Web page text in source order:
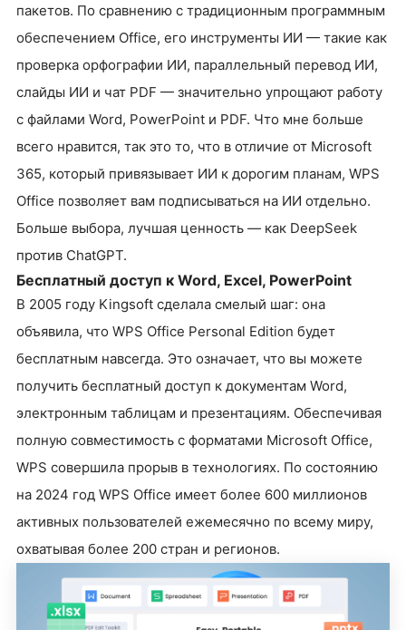
пакетов. По сравнению с традиционным программным
обеспечением Office, его инструменты ИИ — такие как
проверка орфографии ИИ, параллельный перевод ИИ,
слайды ИИ и чат PDF — значительно упрощают работу
с файлами Word, PowerPoint и PDF. Что мне больше
всего нравится, так это то, что в отличие от Microsoft
365, который привязывает ИИ к дорогим планам, WPS
Office позволяет вам подписываться на ИИ отдельно.
Больше выбора, лучшая ценность — как DeepSeek
против ChatGPT.
Бесплатный доступ к Word, Excel, PowerPoint
В 2005 году Kingsoft сделала смелый шаг: она
объявила, что WPS Office Personal Edition будет
бесплатным навсегда. Это означает, что вы можете
получить бесплатный доступ к документам Word,
электронным таблицам и презентациям. Обеспечивая
полную совместимость с форматами Microsoft Office,
WPS совершила прорыв в технологиях. По состоянию
на 2024 год WPS Office имеет более 600 миллионов
активных пользователей ежемесячно по всему миру,
охватывая более 200 стран и регионов.